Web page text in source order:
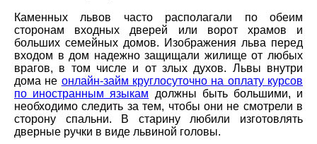
Каменных львов часто располагали по обеим
сторонам входных дверей или ворот храмов и
больших семейных домов. Изображения льва перед
входом в дом надежно защищали жилище от любых
врагов, в том числе и от злых духов. Львы внутри
дома не онлайн-займ круглосуточно на оплату курсов
по иностранным языкам должны быть большими, и
необходимо следить за тем, чтобы они не смотрели в
сторону спальни. В старину любили изготовлять
дверные ручки в виде львиной головы.